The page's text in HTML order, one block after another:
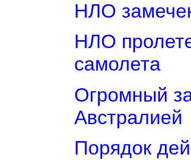
НЛО
НЛО
самолета
Огромный
Австралией
Порядок